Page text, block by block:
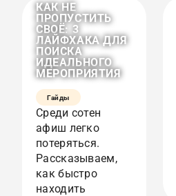
КАК НЕ
ПРОПУСТИТЬ
СВОЁ: 3
ЛАЙФХАКА ДЛЯ
ПОИСКА
ИДЕАЛЬНОГО
МЕРОПРИЯТИЯ
Гайды
Среди сотен
афиш легко
потеряться.
Рассказываем,
как быстро
находить